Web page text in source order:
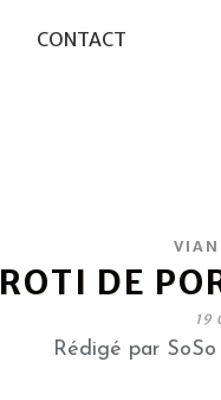
CONTACT
ROTI DE
19
Rédigé par